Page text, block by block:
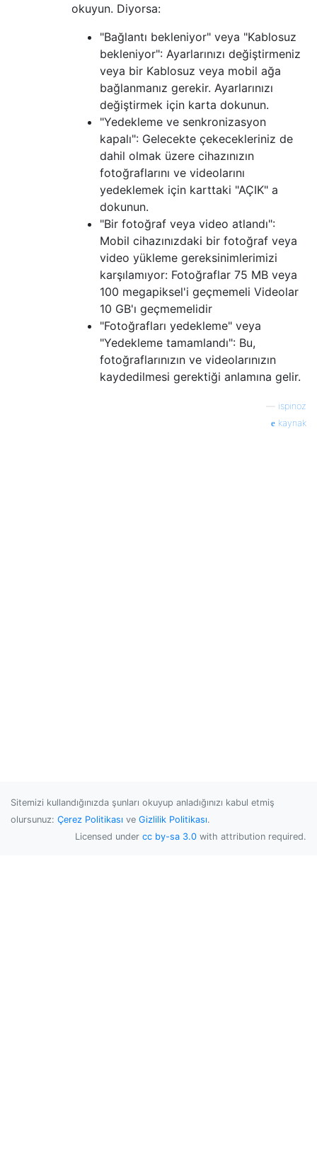
okuyun. Diyorsa:
"Bağlantı bekleniyor" veya "Kablosuz
bekleniyor": Ayarlarınızı değiştirmeniz
veya bir Kablosuz veya mobil ağa
bağlanmanız gerekir. Ayarlarınızı
değiştirmek için karta dokunun.
"Yedekleme ve senkronizasyon
kapalı": Gelecekte çekecekleriniz de
dahil olmak üzere cihazınızın
fotoğraflarını ve videolarını
yedeklemek için karttaki "AÇIK" a
dokunun.
"Bir fotoğraf veya video atlandı":
Mobil cihazınızdaki bir fotoğraf veya
video yükleme gereksinimlerimizi
karşılamıyor: Fotoğraflar 75 MB veya
100 megapiksel'i geçmemeli Videolar
10 GB'ı geçmemelidir
"Fotoğrafları yedekleme" veya
"Yedekleme tamamlandı": Bu,
fotoğraflarınızın ve videolarınızın
kaydedilmesi gerektiği anlamına gelir.
ispinoz
kaynak
Sitemizi kullandığınızda şunları okuyup anladığınızı kabul etmiş
olursunuz: Çerez Politikası ve Gizlilik Politikası.
Licensed under cc by-sa 3.0 with attribution required.